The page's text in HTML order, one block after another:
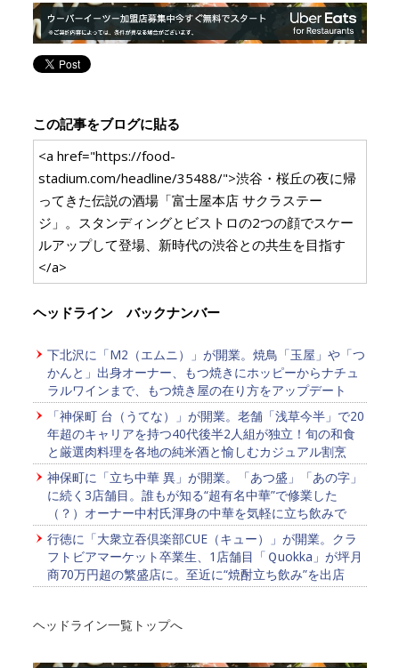
この記事をブログに貼る
<a href="https://food-
stadium.com/headline/35488/">渋谷・桜丘の夜に帰
ってきた伝説の酒場「富士屋本店 サクラステー
ジ」。スタンディングとビストロの2つの顔でスケー
ルアップして登場、新時代の渋谷との共生を目指す
</a>
ヘッドライン バックナンバー
下北沢に「M2（エムニ）」が開業。焼鳥「玉屋」や「つ
かんと」出身オーナー、もつ焼きにホッピーからナチュ
ラルワインまで、もつ焼き屋の在り方をアップデート
「神保町 台（うてな）」が開業。老舗「浅草今半」で20
年超のキャリアを持つ40代後半2人組が独立！旬の和食
と厳選肉料理を各地の純米酒と愉しむカジュアル割烹
神保町に「立ち中華 異」が開業。「あつ盛」「あの字」
に続く3店舗目。誰もが知る“超有名中華”で修業した
（？）オーナー中村氏渾身の中華を気軽に立ち飲みで
行徳に「大衆立吞倶楽部CUE（キュー）」が開業。クラ
フトビアマーケット卒業生、1店舗目「Ｑuokka」が坪月
商70万円超の繁盛店に。至近に“焼酎立ち飲み”を出店
ヘッドライン一覧トップへ